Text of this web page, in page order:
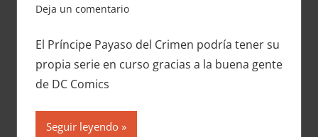
Deja un comentario
El Príncipe Payaso del Crimen podría tener su
propia serie en curso gracias a la buena gente
de DC Comics
Seguir leyendo